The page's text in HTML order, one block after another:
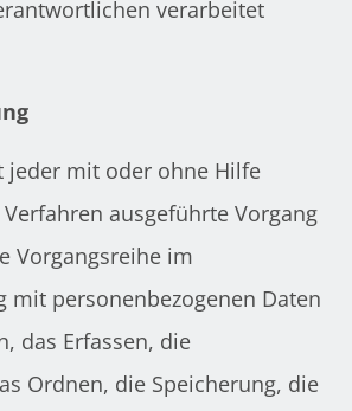
verarbeitet
jeder mit oder ohne Hilfe
ausgeführte Vorgang
Vorgangsreihe im
mit personenbezogenen Daten
das Erfassen, die
Ordnen, die Speicherung, die